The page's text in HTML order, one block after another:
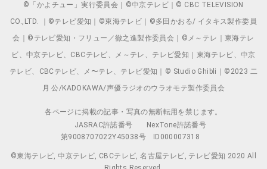
©「かよチュー」実行委員会｜©中京テレビ｜© CBC TELEVISION
CO.,LTD. ｜©テレビ愛知｜©東海テレビ｜©多田かおる/ イタキス製作委員
会｜©テレビ愛知・フリュー／徹之進製作委員会｜©メ～テレ｜東海テレ
ビ、中京テレビ、CBCテレビ、メ～テレ、テレビ愛知｜東海テレビ、中京
テレビ、CBCテレビ、メ〜テレ、テレビ愛知｜© Studio Ghibli｜©2023 二
月 公/KADOKAWA/声優ラジオのウラオモテ製作委員会
各ページに掲載の記事・写真の無断転用を禁じます。
JASRAC許諾番号
NexTone許諾番号
第9008707022Y45038号
ID000007318
©東海テレビ, 中京テレビ, CBCテレビ, 名古屋テレビ, テレビ愛知 2020 All